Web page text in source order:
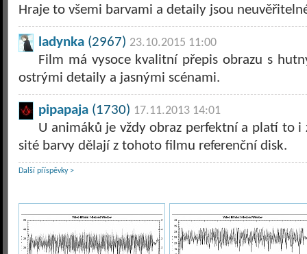
Hraje to všemi barvami a detaily jsou
ladynka (2967) 23.10.2015 11:00
Film má vysoce kvalitní přepis obrazu s
ostrými detaily a jasnými scénami.
pipapaja (1730) 17.11.2013 14:01
U animáků je vždy obraz perfektní a platí to i
sité barvy dělají z tohoto filmu referenční disk.
Další příspěvky >